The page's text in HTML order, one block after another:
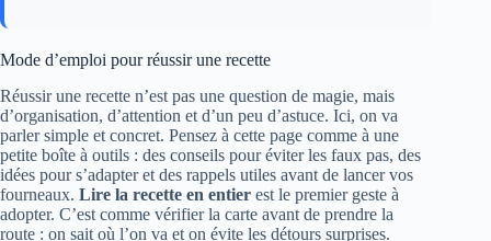
Mode d’emploi pour réussir une recette
Réussir une recette n’est pas une question de magie, mais
d’organisation, d’attention et d’un peu d’astuce. Ici, on va
parler simple et concret. Pensez à cette page comme à une
petite boîte à outils : des conseils pour éviter les faux pas, des
idées pour s’adapter et des rappels utiles avant de lancer vos
fourneaux. Lire la recette en entier est le premier geste à
adopter. C’est comme vérifier la carte avant de prendre la
route : on sait où l’on va et on évite les détours surprises.